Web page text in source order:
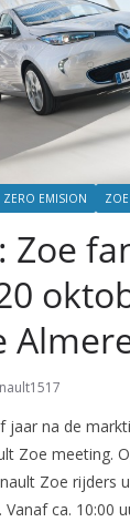
ZERO EMISION ZOE
Zoe
jaar na de
Zoe meeting.
Zoe rijders
Vanaf ca. 10:00